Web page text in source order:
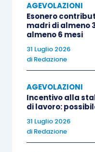
suddivisi in 5 assi di
ambiti che vanno
infortunistici e
dell’amianto, fino al
imprese agricole
prevenzione di
con la sostenibilità
tecnologica,
ai rischi emergenti,
cambiamenti
AGEVOLAZIONI
Esonero
madri di almeno
almeno 6 mesi
31 Luglio 2026
di Redazione
AGEVOLAZIONI
Incentivo alla
di lavoro:
31 Luglio 2026
di Redazione